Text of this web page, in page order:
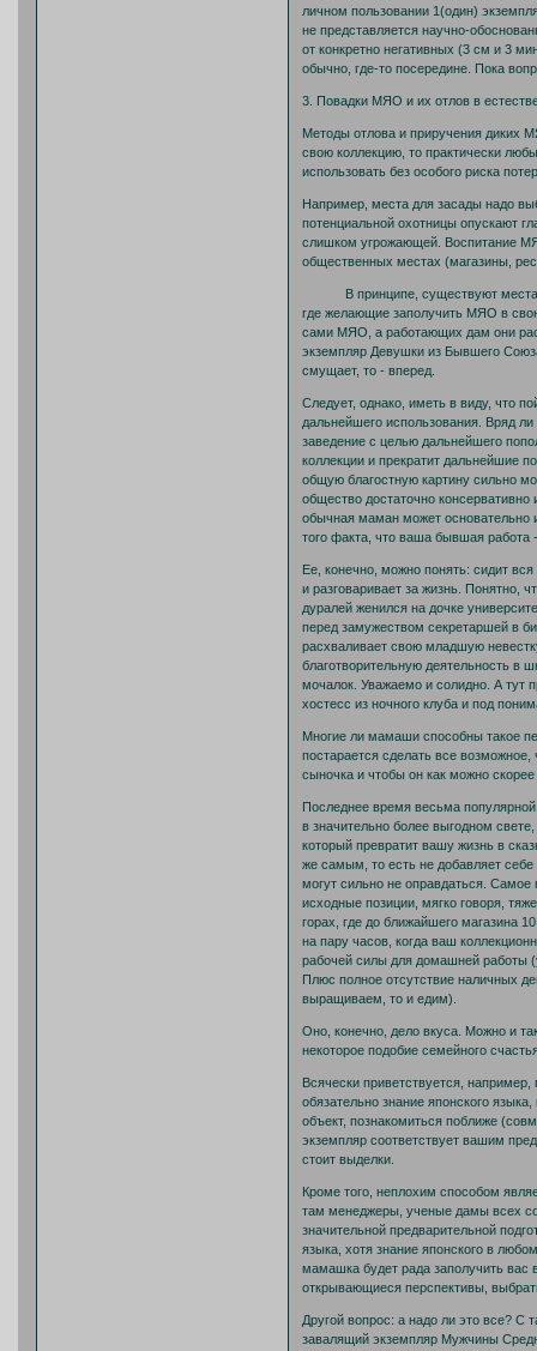
личном пользовании 1(один)
не представляется научно-
от конкретно негативных (3 см и 3
обычно, где-то посередине. Пока
3. Повадки МЯО и их отлов в
Методы отлова и приручения диких
свою коллекцию, то практически
использовать без особого риска
Например, места для засады надо
потенциальной охотницы опускают
слишком угрожающей. Воспитание
общественных местах (магазины,
В принципе, существуют места,
где желающие заполучить МЯО в
сами МЯО, а работающих дам они
экземпляр Девушки из Бывшего
смущает, то - вперед.
Следует, однако, иметь в виду, что
дальнейшего использования. Вряд
заведение с целью дальнейшего
коллекции и прекратит дальнейшие
общую благостную картину сильно
общество достаточно
обычная маман может основательно
того факта, что ваша бывшая работа
Ее, конечно, можно понять: сидит
и разговаривает за жизнь. Понятно,
дуралей женился на дочке
перед замужеством секретаршей в
расхваливает свою младшую
благотворительную деятельность в
мочалок. Уважаемо и солидно. А тут
хостесс из ночного клуба и под
Многие ли мамаши способны такое
постарается сделать все
сыночка и чтобы он как можно
Последнее время весьма
в значительно более выгодном
который превратит вашу жизнь в
же самым, то есть не добавляет
могут сильно не оправдаться. Самое
исходные позиции, мягко говоря,
горах, где до ближайшего магазина
на пару часов, когда ваш
рабочей силы для домашней работы
Плюс полное отсутствие наличных
выращиваем, то и едим).
Оно, конечно, дело вкуса. Можно и
некоторое подобие семейного
Всячески приветствуется,
обязательно знание японского
объект, познакомиться поближе
экземпляр соответствует вашим
стоит выделки.
Кроме того, неплохим способом
там менеджеры, ученые дамы всех
значительной предварительной
языка, хотя знание японского в
мамашка будет рада заполучить вас
открывающиеся перспективы,
Другой вопрос: а надо ли это все? С
завалящий экземпляр Мужчины